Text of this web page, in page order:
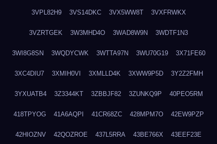
3VPL82H9 3VS14DKC 3VX5WW8T 3VXFRWKX
3VZRTGEK 3W3MHD4O 3WAD8W9N 3WDTF1N3
3WI8G8SN 3WQDYCWK 3WTTA97N 3WU70G19 3X71FE60
3XC4DIU7 3XMIH0VI 3XMLLD4K 3XWW9P5D 3Y2Z2FMH
3YXUATB4 3Z3344KT 3ZBBJF82 3ZUNKQ9P 40PEO5RM
418TPYOG 41A6AQPI 41CR68ZC 428MPM7O 42EW9PZP
42HIOZNV 42QOZROE 437L5RRA 43BE766X 43EEF23E